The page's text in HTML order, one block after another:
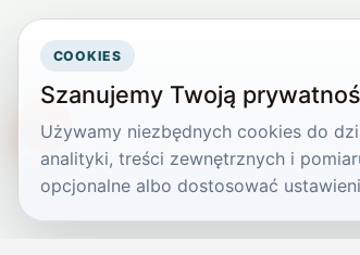
COOKIES
Szanujemy Twoją
Używamy niezbędnych cookies do
analityki, treści zewnętrznych i
opcjonalne albo dostosować
TikTokowa Jelonka